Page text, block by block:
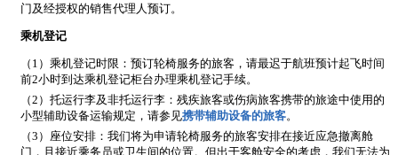
门及经授权的销售代理人预订。
乘机登记
（1）乘机登记时限：预订轮椅服务的旅客，请最迟于航班预计起飞时间
前2小时到达乘机登记柜台办理乘机登记手续。
（2）托运行李及非托运行李：残疾旅客或伤病旅客携带的旅途中使用的
小型辅助设备运输规定，请参见携带辅助设备的旅客。
（3）座位安排：我们将为申请轮椅服务的旅客安排在接近应急撤离舱
门，且接近乘务员或卫生间的位置。但出于客舱安全的考虑，我们无法为